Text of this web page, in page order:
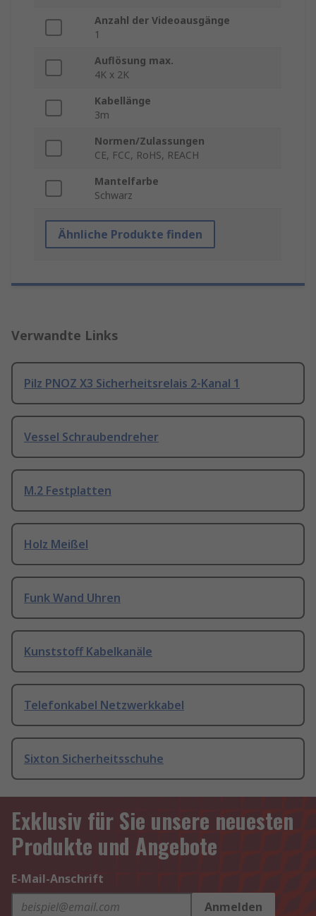
Anzahl der Videoausgänge
1
Auflösung max.
4K x 2K
Kabellänge
3m
Normen/Zulassungen
CE, FCC, RoHS, REACH
Mantelfarbe
Schwarz
Ähnliche Produkte finden
Verwandte Links
Pilz PNOZ X3 Sicherheitsrelais 2-Kanal 1
Vessel Schraubendreher
M.2 Festplatten
Holz Meißel
Funk Wand Uhren
Kunststoff Kabelkanäle
Telefonkabel Netzwerkkabel
Sixton Sicherheitsschuhe
Exklusiv für Sie unsere neuesten
Produkte und Angebote
E-Mail-Anschrift
Anmelden